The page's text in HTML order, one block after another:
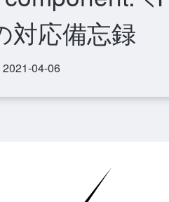
対応備忘録
2021-04-06